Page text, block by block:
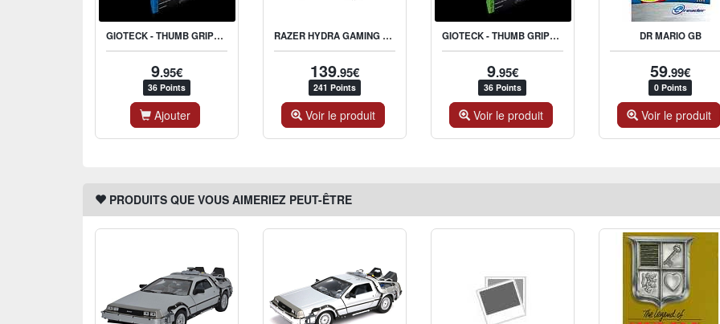
GIOTECK - THUMB GRIPS MEGA PACK POUR PS4
9.95€
36 Points
Ajouter
RAZER HYDRA GAMING MOTION SENSING CONTROLLERS
139.95€
241 Points
Voir le produit
GIOTECK - THUMB GRIPS MEGA PACK POUR XBOX ONE
9.95€
36 Points
Voir le produit
DR MARIO GB
59.99€
0 Points
Voir le produit
PRODUITS QUE VOUS AIMERIEZ PEUT-ÊTRE